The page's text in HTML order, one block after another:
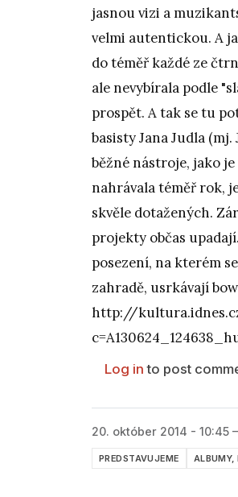
jasnou vizi a
velmi autentickou. A
do téměř každé ze
ale nevybírala podle
prospět. A tak se tu
basisty Jana Judla
běžné nástroje, jako
nahrávala téměř rok,
skvěle dotažených.
projekty občas
posezení, na kterém
zahradě, usrkávají
http://
Log in to post
20. október 2014 - 10:45
PREDSTAVUJEME ALBUMY,